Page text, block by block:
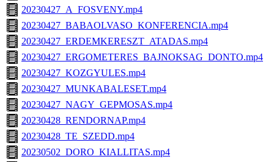
20230427_A_FOSVENY.mp4
20230427_BABAOLVASO_KONFERENCIA.mp4
20230427_ERDEMKERESZT_ATADAS.mp4
20230427_ERGOMETERES_BAJNOKSAG_DONTO.mp4
20230427_KOZGYULES.mp4
20230427_MUNKABALESET.mp4
20230427_NAGY_GEPMOSAS.mp4
20230428_RENDORNAP.mp4
20230428_TE_SZEDD.mp4
20230502_DORO_KIALLITAS.mp4